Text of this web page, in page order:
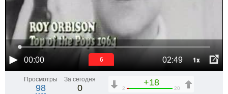
00:00 02:49 1x
6
Просмотры
98
За сегодня
0
+18
2 20